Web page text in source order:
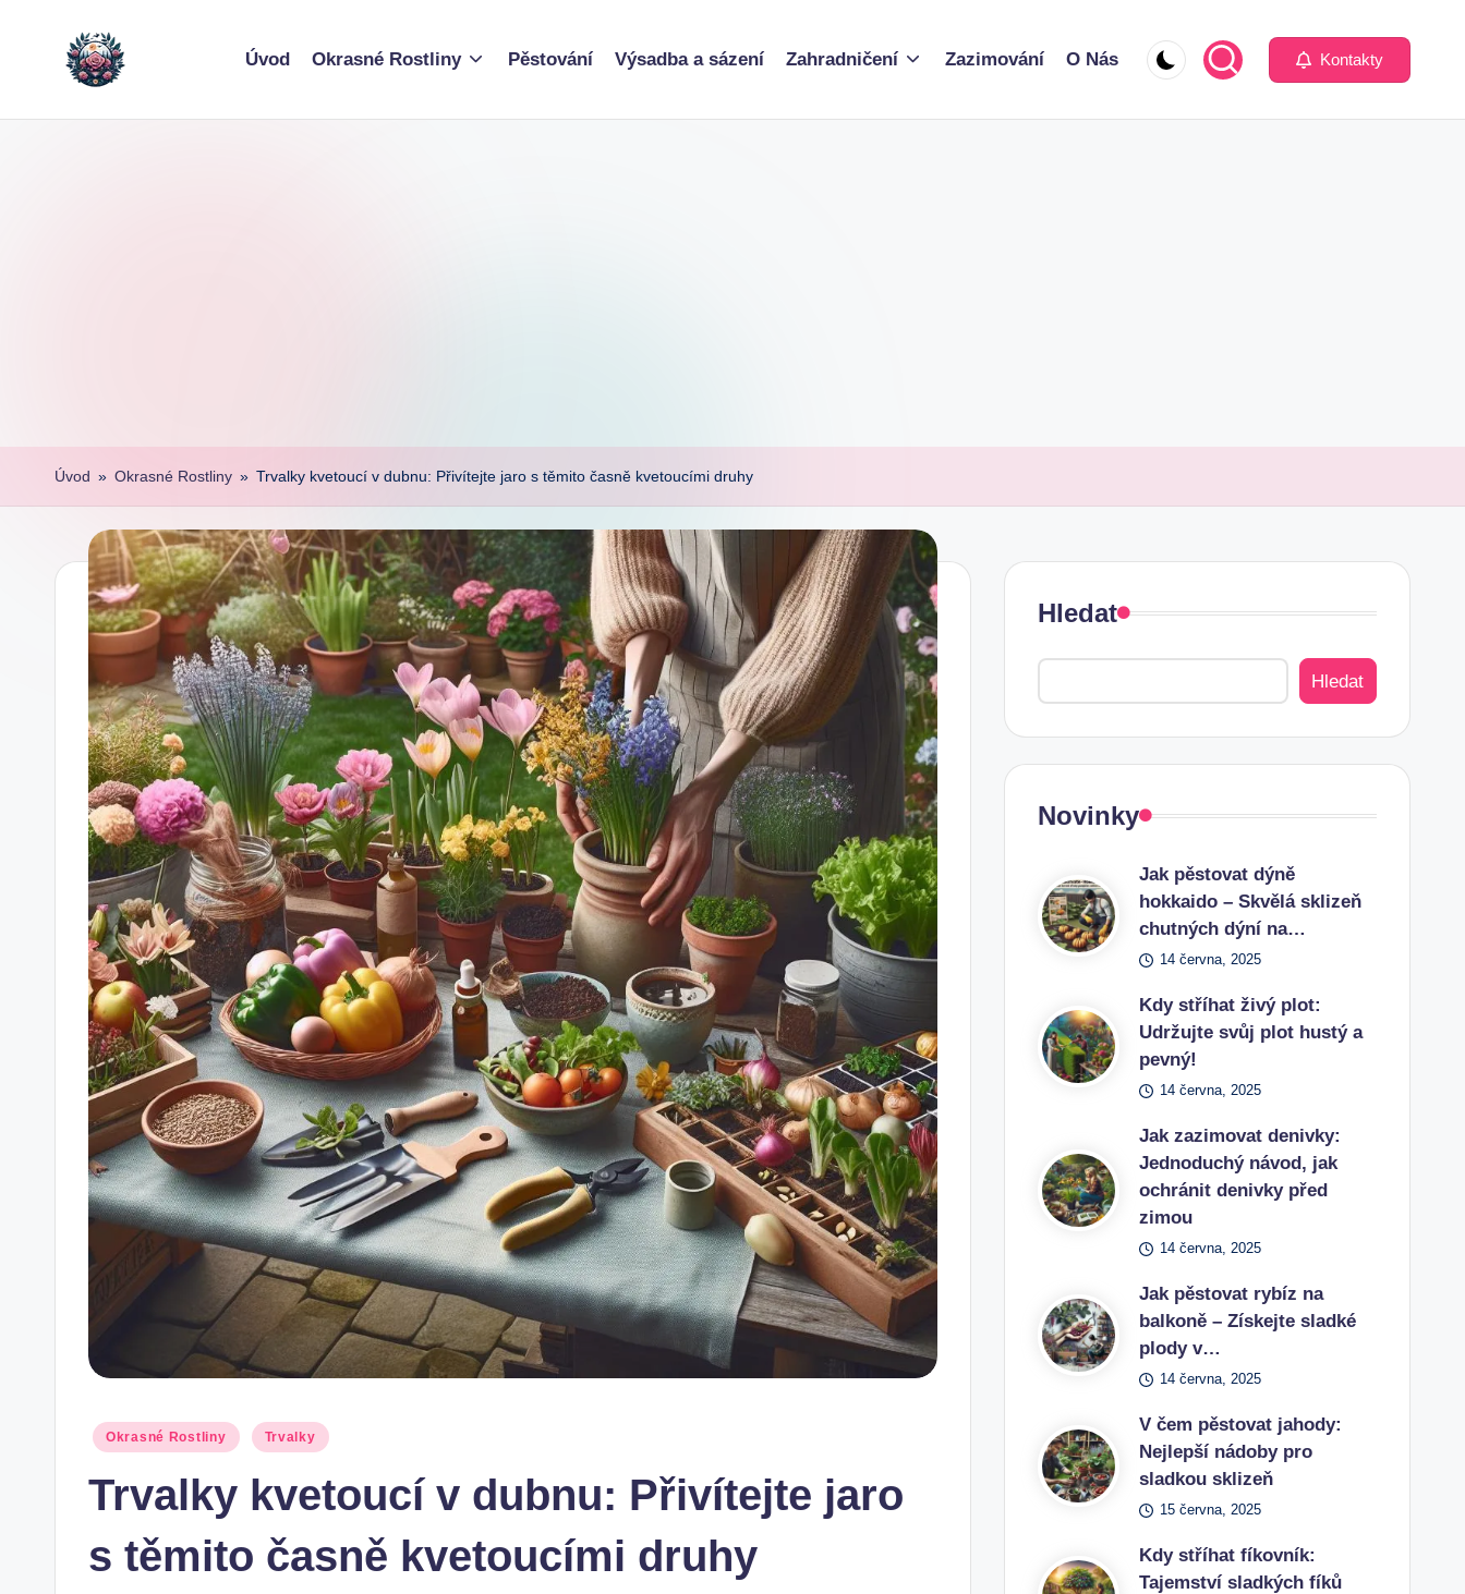
content
Úvod Okrasné Rostliny Pěstování Výsadba a sázení Zahradničení Zazimování O Nás Kontakty
Úvod » Okrasné Rostliny » Trvalky kvetoucí v dubnu: Přivítejte jaro s těmito časně kvetoucími druhy
Posted
Okrasné Rostliny Trvalky
Trvalky kvetoucí v dubnu: Přivítejte jaro
s těmito časně kvetoucími druhy
Hledat
Hledat
Novinky
Jak pěstovat dýně
hokkaido – Skvělá sklizeň
chutných dýní na…
14 června, 2025
Kdy stříhat živý plot:
Udržujte svůj plot hustý a
pevný!
14 června, 2025
Jak zazimovat denivky:
Jednoduchý návod, jak
ochránit denivky před
zimou
14 června, 2025
Jak pěstovat rybíz na
balkoně – Získejte sladké
plody v…
14 června, 2025
V čem pěstovat jahody:
Nejlepší nádoby pro
sladkou sklizeň
15 června, 2025
Kdy stříhat fíkovník:
Tajemství sladkých fíků